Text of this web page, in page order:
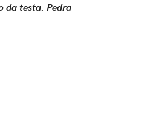
da testa. Pedra